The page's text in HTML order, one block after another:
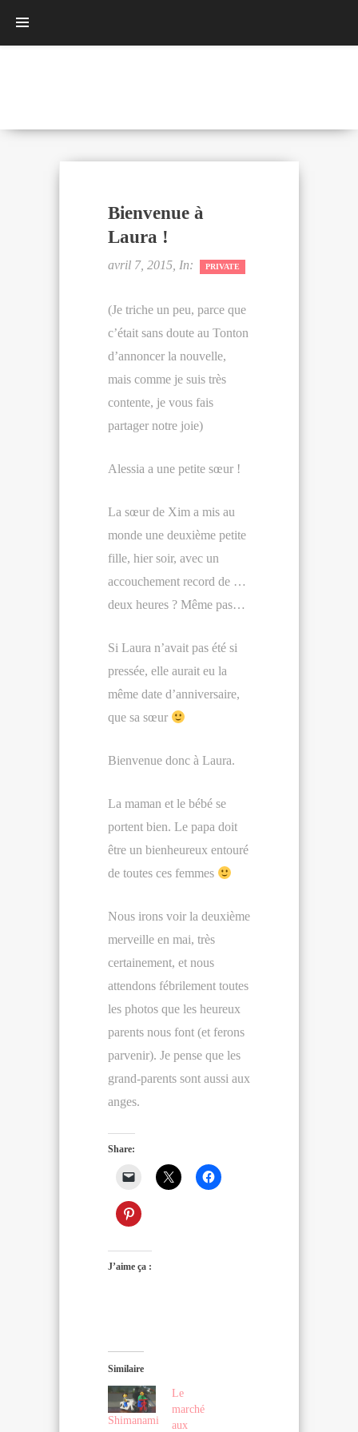
Bienvenue à
Laura !
avril 7, 2015, In: PRIVATE
(Je triche un peu, parce que
c’était sans doute au Tonton
d’annoncer la nouvelle,
mais comme je suis très
contente, je vous fais
partager notre joie)
Alessia a une petite sœur !
La sœur de Xim a mis au
monde une deuxième petite
fille, hier soir, avec un
accouchement record de …
deux heures ? Même pas…
Si Laura n’avait pas été si
pressée, elle aurait eu la
même date d’anniversaire,
que sa sœur
Bienvenue donc à Laura.
La maman et le bébé se
portent bien. Le papa doit
être un bienheureux entouré
de toutes ces femmes
Nous irons voir la deuxième
merveille en mai, très
certainement, et nous
attendons fébrilement toutes
les photos que les heureux
parents nous font (et ferons
parvenir). Je pense que les
grand-parents sont aussi aux
anges.
Share:
J’aime ça :
Similaire
Shimanami
Le
marché
aux